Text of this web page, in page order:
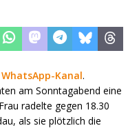
WhatsApp-Kanal.
am Sonntagabend eine
radelte gegen 18.30
als sie plötzlich die